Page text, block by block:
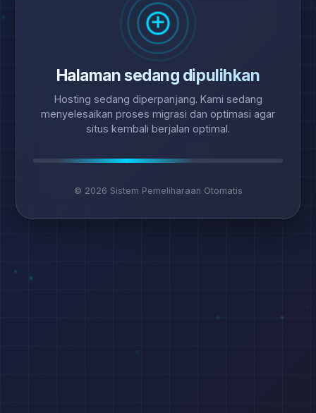
Halaman sedang dipulihkan
Hosting sedang diperpanjang. Kami sedang
menyelesaikan proses migrasi dan optimasi agar
situs kembali berjalan optimal.
© 2026 Sistem Pemeliharaan Otomatis